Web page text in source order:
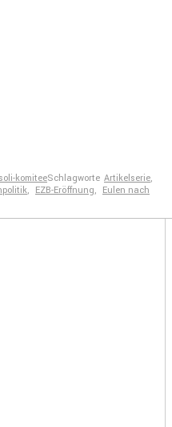
soli-komiteeSchlagworte Artikelserie,
, EZB-Eröffnung, Eulen nach